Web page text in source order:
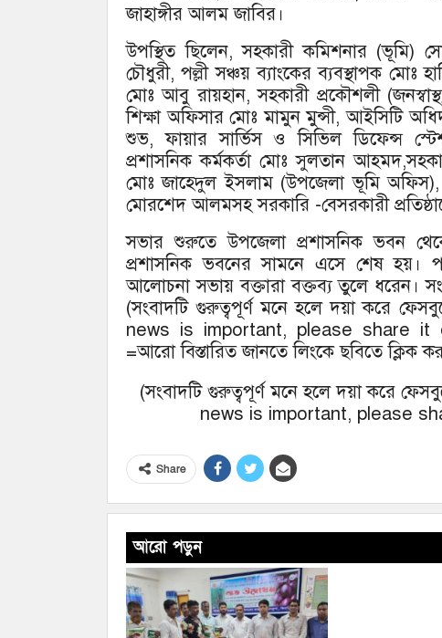
জাহাঙ্গীর আলম জাবির।
উপস্থিত ছিলেন, সহকারী কমিশনার (ভূমি)
চৌধুরী, পল্লী সঞ্চয় ব্যাংকের ব্যবস্থাপক মোঃ
মোঃ আবু রায়হান, সহকারী প্রকৌশলী
শিক্ষা অফিসার মোঃ মামুন মুন্সী, আইসিটি
শুভ, ফায়ার সার্ভিস ও সিভিল ডিফেন্স
প্রশাসনিক কর্মকর্তা মোঃ সুলতান
মোঃ জাহেদুল ইসলাম (উপজেলা ভূমি অফিস),
মোরশেদ আলমসহ সরকারি -বেসরকারী
সভার শুরুতে উপজেলা প্রশাসনিক ভবন
প্রশাসনিক ভবনের সামনে এসে শেষ হয়।
আলোচনা সভায় বক্তারা বক্তব্য তুলে ধরেন।
(সংবাদটি গুরুত্বপূর্ণ মনে হলে দয়া করে
news is important, please share
=আরো বিস্তারিত জানতে লিংকে ছবিতে ক্লিক
(সংবাদটি গুরুত্বপূর্ণ মনে হলে দয়া করে
news is important, please
Share
আরো পড়ুন